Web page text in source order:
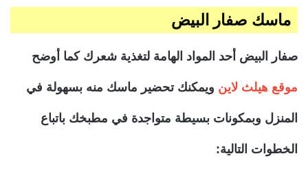
ماسك صفار البيض
صفار البيض أحد المواد الهامة لتغذية شعرك كما أوضح
موقع هيلث لاين ويمكنك تحضير ماسك منه بسهولة في
المنزل وبمكونات بسيطة متواجدة في مطبخك باتباع
الخطوات التالية: